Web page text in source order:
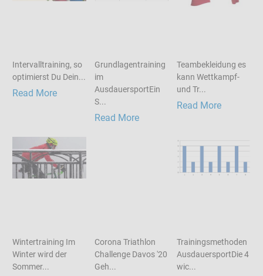
Intervalltraining, so
optimierst Du Dein...
Read More
Grundlagentraining
im
AusdauersportEin
S...
Read More
Teambekleidung es
kann Wettkampf-
und Tr...
Read More
Wintertraining Im
Winter wird der
Sommer...
Corona Triathlon
Challenge Davos '20
Geh...
Trainingsmethoden
AusdauersportDie 4
wic...